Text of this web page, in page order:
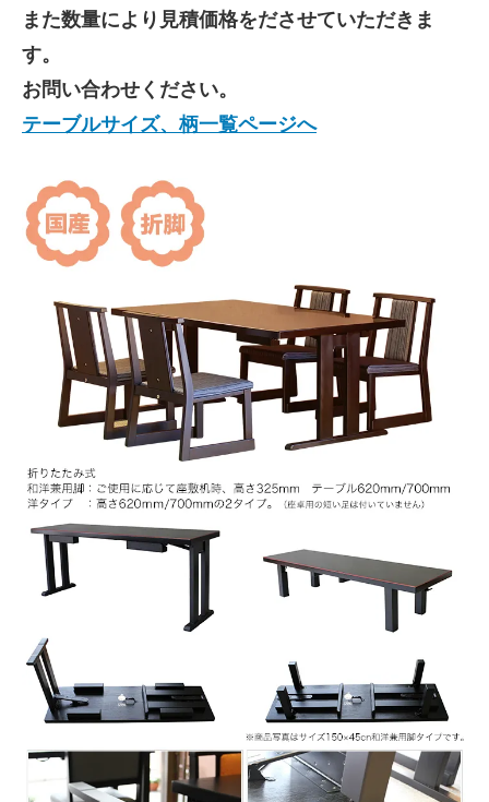
また数量により見積価格をださせていただきま
す。
お問い合わせください。
テーブルサイズ、柄一覧ページへ